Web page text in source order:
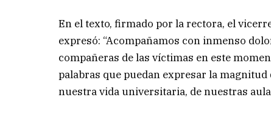
En el texto, firmado por la rectora, el
expresó: “Acompañamos con inmenso
compañeras de las víctimas en este
palabras que puedan expresar la
nuestra vida universitaria, de nuestras